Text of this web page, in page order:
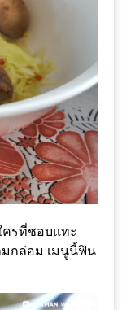
ครที่ชอบแทะ
กล่อม เมนูนี้ฟิน